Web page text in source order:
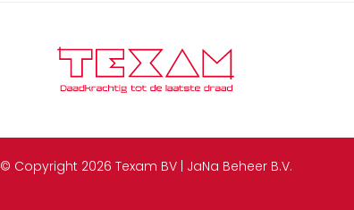
© Copyright 2026 Texam BV | JaNa Beheer B.V.